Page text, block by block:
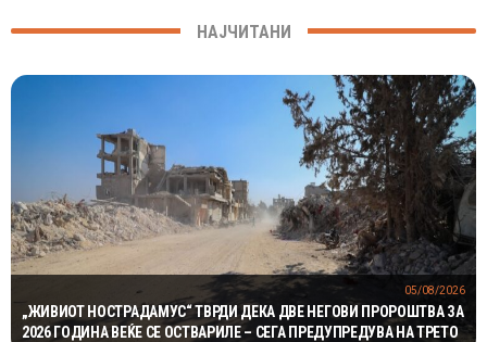
НАЈЧИТАНИ
„ЖИВИОТ НОСТРАДАМУС“ ТВРДИ ДЕКА ДВЕ НЕГОВИ ПРОРОШТВА ЗА
2026 ГОДИНА ВЕЌЕ СЕ ОСТВАРИЛЕ – СЕГА ПРЕДУПРЕДУВА НА ТРЕТО
05/08/2026